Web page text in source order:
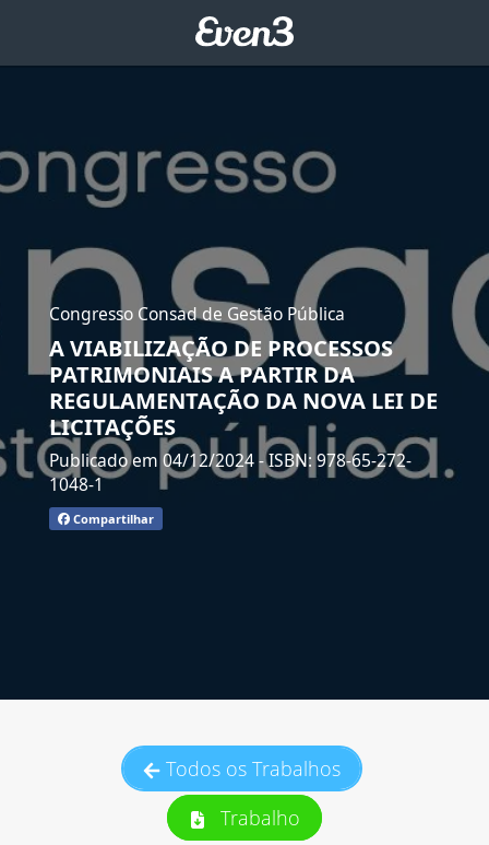
Congresso Consad de Gestão Pública
A VIABILIZAÇÃO DE PROCESSOS
PATRIMONIAIS A PARTIR DA
REGULAMENTAÇÃO DA NOVA LEI DE
LICITAÇÕES
Publicado em 04/12/2024- ISBN: 978-65-272-
1048-1
Compartilhar
Todos os Trabalhos
Trabalho